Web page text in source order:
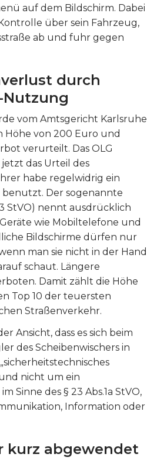
auf dem Bildschirm. Dabei
über sein Fahrzeug,
ab und fuhr gegen
durch
Nutzung
vom Amtsgericht Karlsruhe
Höhe von 200 Euro und
verurteilt. Das OLG
das Urteil des
habe regelwidrig ein
benutzt. Der sogenannte
StVO) nennt ausdrücklich
wie Mobiltelefone und
Bildschirme dürfen nur
man sie nicht in der Hand
schaut. Längere
Damit zählt die Höhe
Top 10 der teuersten
Straßenverkehr.
Ansicht, dass es sich beim
des Scheibenwischers in
nicht um ein
Sinne des § 23 Abs.1a StVO,
Information oder
kurz abgewendet